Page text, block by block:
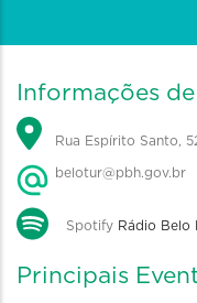
Informações
Rua Espírito Santo,
belotur@pbh.gov.br
Spotify Rádio Belo
Principais